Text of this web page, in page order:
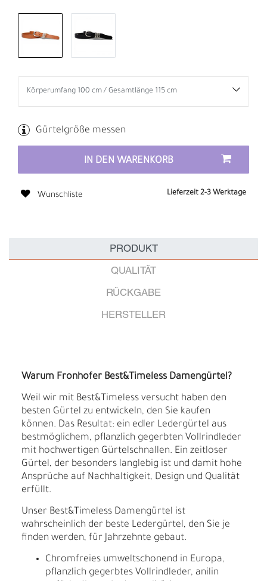
Gürtelgröße messen
IN DEN WARENKORB
Wunschliste Lieferzeit 2-3 Werktage
PRODUKT
QUALITÄT
RÜCKGABE
HERSTELLER
Warum Fronhofer Best&Timeless Damengürtel?
Weil wir mit Best&Timeless versucht haben den
besten Gürtel zu entwickeln, den Sie kaufen
können. Das Resultat: ein edler Ledergürtel aus
bestmöglichem, pflanzlich gegerbten Vollrindleder
mit hochwertigen Gürtelschnallen. Ein zeitloser
Gürtel, der besonders langlebig ist und damit hohe
Ansprüche auf Nachhaltigkeit, Design und Qualität
erfüllt.
Unser Best&Timeless Damengürtel ist
wahrscheinlich der beste Ledergürtel, den Sie je
finden werden, für Jahrzehnte gebaut.
Chromfreies umweltschonend in Europa,
pflanzlich gegerbtes Vollrindleder, anilin